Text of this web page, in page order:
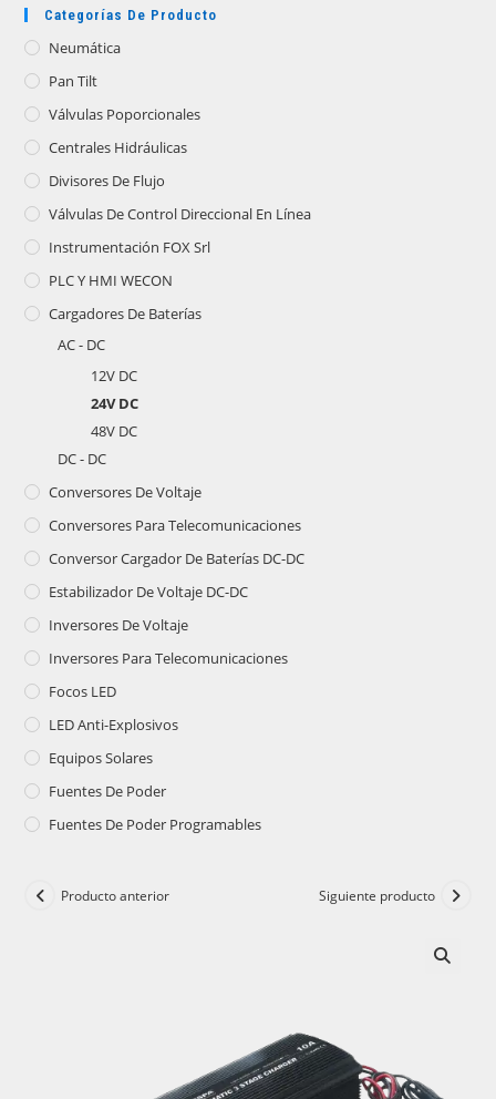
Categorías De Producto
Neumática
Pan Tilt
Válvulas Poporcionales
Centrales Hidráulicas
Divisores De Flujo
Válvulas De Control Direccional En Línea
Instrumentación FOX Srl
PLC Y HMI WECON
Cargadores De Baterías
AC - DC
12V DC
24V DC
48V DC
DC - DC
Conversores De Voltaje
Conversores Para Telecomunicaciones
Conversor Cargador De Baterías DC-DC
Estabilizador De Voltaje DC-DC
Inversores De Voltaje
Inversores Para Telecomunicaciones
Focos LED
LED Anti-Explosivos
Equipos Solares
Fuentes De Poder
Fuentes De Poder Programables
Producto anterior Siguiente producto